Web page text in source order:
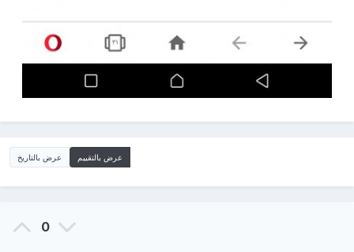
عرض بالتقييم عرض بالتاريخ
0